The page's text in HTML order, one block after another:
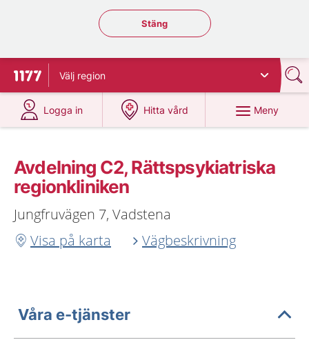
Stäng regionsväljaren
Stäng
Till startsidan för 1177
Välj region
Logga in
på 1177.se
Hitta vård
på 1177.se
Meny
Avdelning C2, Rättspsykiatriska
regionkliniken
Jungfruvägen 7, Vadstena
Visa på karta
Vägbeskrivning
Våra e-tjänster